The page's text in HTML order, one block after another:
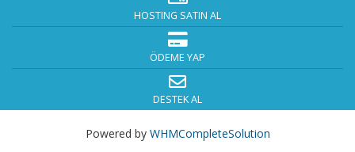
HOSTING SATIN AL
ÖDEME YAP
DESTEK AL
Powered by WHMCompleteSolution